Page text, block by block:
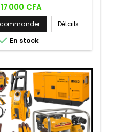
Prix
17 000 CFA
commander Détails
 En stock